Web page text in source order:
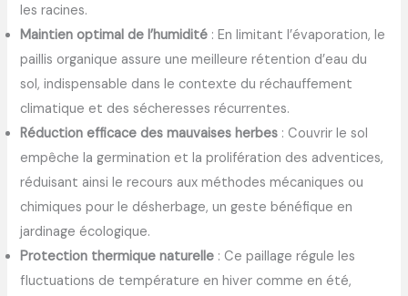
les racines.
Maintien optimal de l’humidité : En limitant l’évaporation, le
paillis organique assure une meilleure rétention d’eau du
sol, indispensable dans le contexte du réchauffement
climatique et des sécheresses récurrentes.
Réduction efficace des mauvaises herbes : Couvrir le sol
empêche la germination et la prolifération des adventices,
réduisant ainsi le recours aux méthodes mécaniques ou
chimiques pour le désherbage, un geste bénéfique en
jardinage écologique.
Protection thermique naturelle : Ce paillage régule les
fluctuations de température en hiver comme en été,